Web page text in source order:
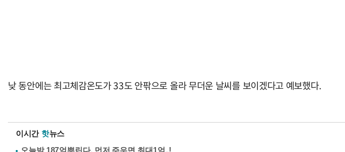
낮 동안에는 최고체감온도가 33도 안팎으로 올라 무더운 날씨를 보이겠다고 예보했다.
이시간 핫뉴스